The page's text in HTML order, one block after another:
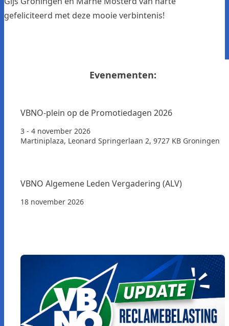
gefeliciteerd met deze mooie verbintenis!
Evenementen:
VBNO-plein op de Promotiedagen 2026
3 - 4 november 2026
Martiniplaza, Leonard Springerlaan 2, 9727 KB Groningen
VBNO Algemene Leden Vergadering (ALV)
18 november 2026